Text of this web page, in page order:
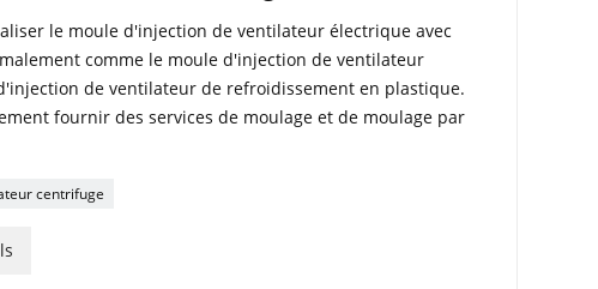
le moule d'injection de ventilateur électrique avec
comme le moule d'injection de ventilateur
de ventilateur de refroidissement en plastique.
fournir des services de moulage et de moulage par
centrifuge